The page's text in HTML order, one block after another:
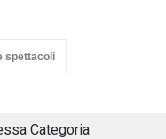
spettacoli
Categoria